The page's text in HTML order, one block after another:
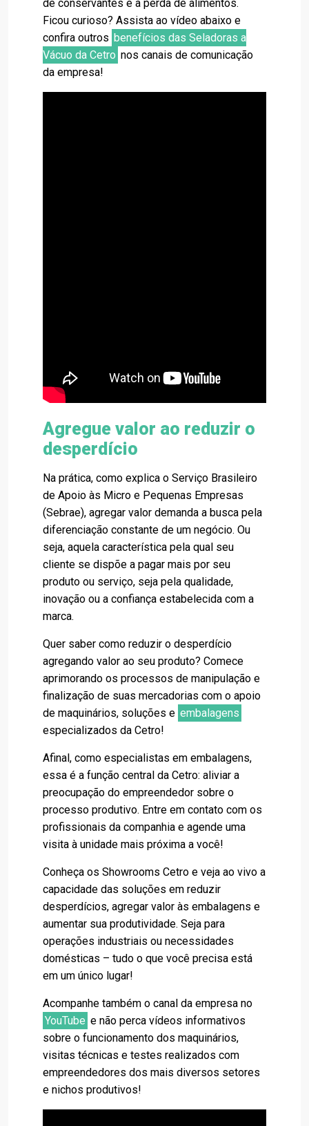
de conservantes e a perda de alimentos.
Ficou curioso? Assista ao vídeo abaixo e
confira outros benefícios das Seladoras a
Vácuo da Cetro nos canais de comunicação
da empresa!
Agregue valor ao reduzir o
desperdício
Na prática, como explica o Serviço Brasileiro
de Apoio às Micro e Pequenas Empresas
(Sebrae), agregar valor demanda a busca pela
diferenciação constante de um negócio. Ou
seja, aquela característica pela qual seu
cliente se dispõe a pagar mais por seu
produto ou serviço, seja pela qualidade,
inovação ou a confiança estabelecida com a
marca.
Quer saber como reduzir o desperdício
agregando valor ao seu produto? Comece
aprimorando os processos de manipulação e
finalização de suas mercadorias com o apoio
de maquinários, soluções e embalagens
especializados da Cetro!
Afinal, como especialistas em embalagens,
essa é a função central da Cetro: aliviar a
preocupação do empreendedor sobre o
processo produtivo. Entre em contato com os
profissionais da companhia e agende uma
visita à unidade mais próxima a você!
Conheça os Showrooms Cetro e veja ao vivo a
capacidade das soluções em reduzir
desperdícios, agregar valor às embalagens e
aumentar sua produtividade. Seja para
operações industriais ou necessidades
domésticas – tudo o que você precisa está
em um único lugar!
Acompanhe também o canal da empresa no
YouTube e não perca vídeos informativos
sobre o funcionamento dos maquinários,
visitas técnicas e testes realizados com
empreendedores dos mais diversos setores
e nichos produtivos!